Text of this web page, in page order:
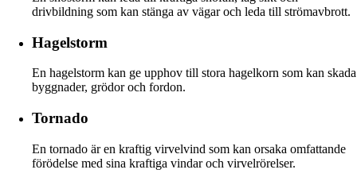
drivbildning som kan stänga av vägar och leda till strömavbrott.
Hagelstorm
En hagelstorm kan ge upphov till stora hagelkorn som kan skada
byggnader, grödor och fordon.
Tornado
En tornado är en kraftig virvelvind som kan orsaka omfattande
förödelse med sina kraftiga vindar och virvelrörelser.